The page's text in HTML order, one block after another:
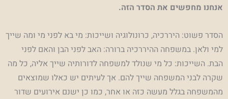
אנחנו מחפשים את הסדר הזה.
הסדר פשוט: היררכיה, כרונולוגיה ושייכות: מי בא לפני מי ומה שייך
למי ולאן. במשפחה ההיררכיה ברורה: האב לפני הבן והאם לפני
הבת. השייכות: כל מי שנולד למשפחה לדורותיה שייך אליה, כל מה
שקרה לבני המשפחה שייך להם. אך לעיתים יש כאלו שמוצאים
מהמשפחה בגלל מעשה כזה או אחר, כמו כן ישנם אירועים שדור